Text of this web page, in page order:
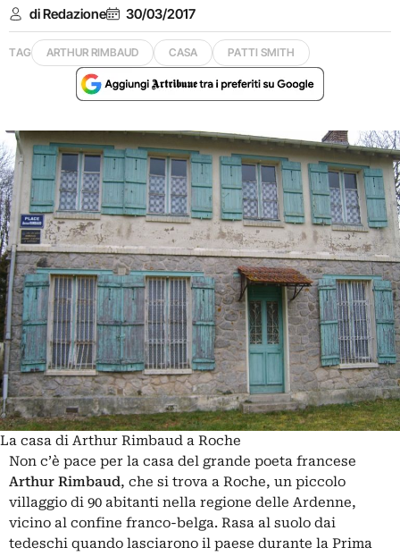
di Redazione 30/03/2017
TAG ARTHUR RIMBAUD CASA PATTI SMITH
La casa di Arthur Rimbaud a Roche
Non c’è pace per la casa del grande poeta francese
Arthur Rimbaud, che si trova a Roche, un piccolo
villaggio di 90 abitanti nella regione delle Ardenne,
vicino al confine franco-belga. Rasa al suolo dai
tedeschi quando lasciarono il paese durante la Prima